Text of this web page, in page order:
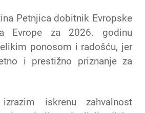
Petnjica dobitnik Evropske
Evrope za 2026. godinu
ponosom i radošću, jer
i prestižno priznanje za
iskrenu zahvalnost